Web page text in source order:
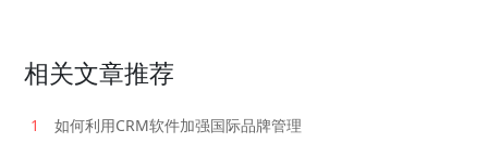
相关文章推荐
1
如何利用CRM软件加强国际品牌管理